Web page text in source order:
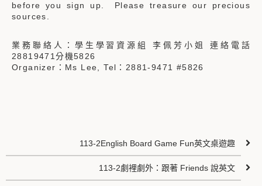
before you sign up. Please treasure our precious
sources.
業務聯絡人：學生學習資源組 李佩芳小姐 連絡電話
28819471分機5826
Organizer：Ms Lee, Tel：2881-9471 #5826
113-2English Board Game Fun英文桌遊趣
113-2劇裡劇外：跟著 Friends 說英文